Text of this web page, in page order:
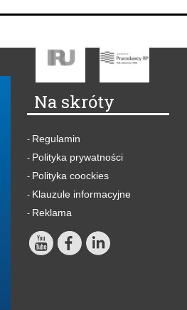
Na skróty
- Regulamin
- Polityka prywatności
- Polityka coockies
- Klauzule informacyjne
- Reklama